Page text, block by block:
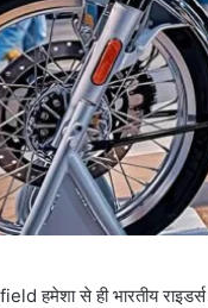
हमेशा से ही भारतीय